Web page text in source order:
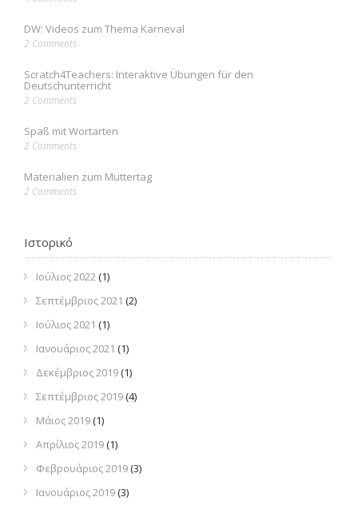
DW: Videos zum Thema Karneval
2 Comments
Scratch4Teachers: Interaktive Übungen für den
Deutschunterricht
2 Comments
Spaß mit Wortarten
2 Comments
Materialien zum Muttertag
2 Comments
Ιστορικό
Ιούλιος 2022(1)
Σεπτέμβριος 2021 (2)
Ιούλιος 2021 (1)
Ιανουάριος 2021 (1)
Δεκέμβριος 2019(1)
Σεπτέμβριος 2019(4)
Μάιος 2019(1)
Απρίλιος 2019(1)
Φεβρουάριος 2019(3)
Ιανουάριος 2019(3)